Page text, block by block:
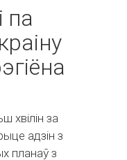
па
хвілін за
адзін з
планаў з